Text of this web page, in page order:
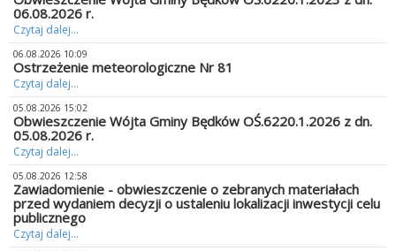
06.08.2026 r.
Czytaj dalej...
06.08.2026 10:09
Ostrzeżenie meteorologiczne Nr 81
Czytaj dalej...
05.08.2026 15:02
Obwieszczenie Wójta Gminy Będków OŚ.6220.1.2026 z dn.
05.08.2026 r.
Czytaj dalej...
05.08.2026 12:58
Zawiadomienie - obwieszczenie o zebranych materiałach
przed wydaniem decyzji o ustaleniu lokalizacji inwestycji celu
publicznego
Czytaj dalej...